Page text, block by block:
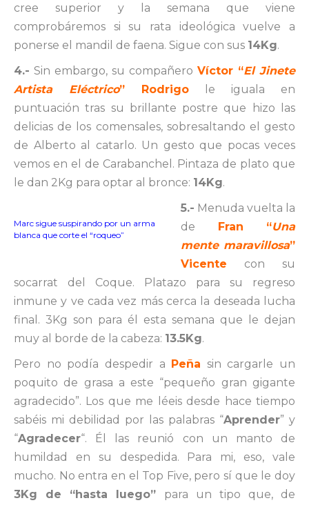
cree superior y la semana que viene
comprobáremos si su rata ideológica vuelve a
ponerse el mandil de faena. Sigue con sus 14Kg.
4.- Sin embargo, su compañero Víctor “El Jinete
Artista Eléctrico” Rodrigo le iguala en
puntuación tras su brillante postre que hizo las
delicias de los comensales, sobresaltando el gesto
de Alberto al catarlo. Un gesto que pocas veces
vemos en el de Carabanchel. Pintaza de plato que
le dan 2Kg para optar al bronce: 14Kg.
Marc sigue suspirando por un arma
blanca que corte el “roqueo”
5.- Menuda vuelta la
de Fran “Una
mente maravillosa”
Vicente con su
socarrat del Coque. Platazo para su regreso
inmune y ve cada vez más cerca la deseada lucha
final. 3Kg son para él esta semana que le dejan
muy al borde de la cabeza: 13.5Kg.
Pero no podía despedir a Peña sin cargarle un
poquito de grasa a este “pequeño gran gigante
agradecido”. Los que me léeis desde hace tiempo
sabéis mi debilidad por las palabras “Aprender” y
“Agradecer“. Él las reunió con un manto de
humildad en su despedida. Para mi, eso, vale
mucho. No entra en el Top Five, pero sí que le doy
3Kg de “hasta luego” para un tipo que, de